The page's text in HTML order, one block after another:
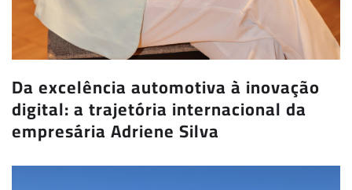
Da excelência automotiva à inovação
digital: a trajetória internacional da
empresária Adriene Silva